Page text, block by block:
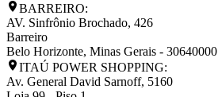
BARREIRO:
AV. Sinfrônio Brochado, 426
Barreiro
Belo Horizonte, Minas Gerais - 30640000
ITAÚ POWER SHOPPING:
Av. General David Sarnoff, 5160